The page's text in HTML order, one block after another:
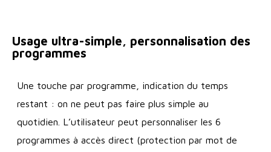
Usage ultra-simple, personnalisation des
programmes
Une touche par programme, indication du temps
restant : on ne peut pas faire plus simple au
quotidien. L’utilisateur peut personnaliser les 6
programmes à accès direct (protection par mot de